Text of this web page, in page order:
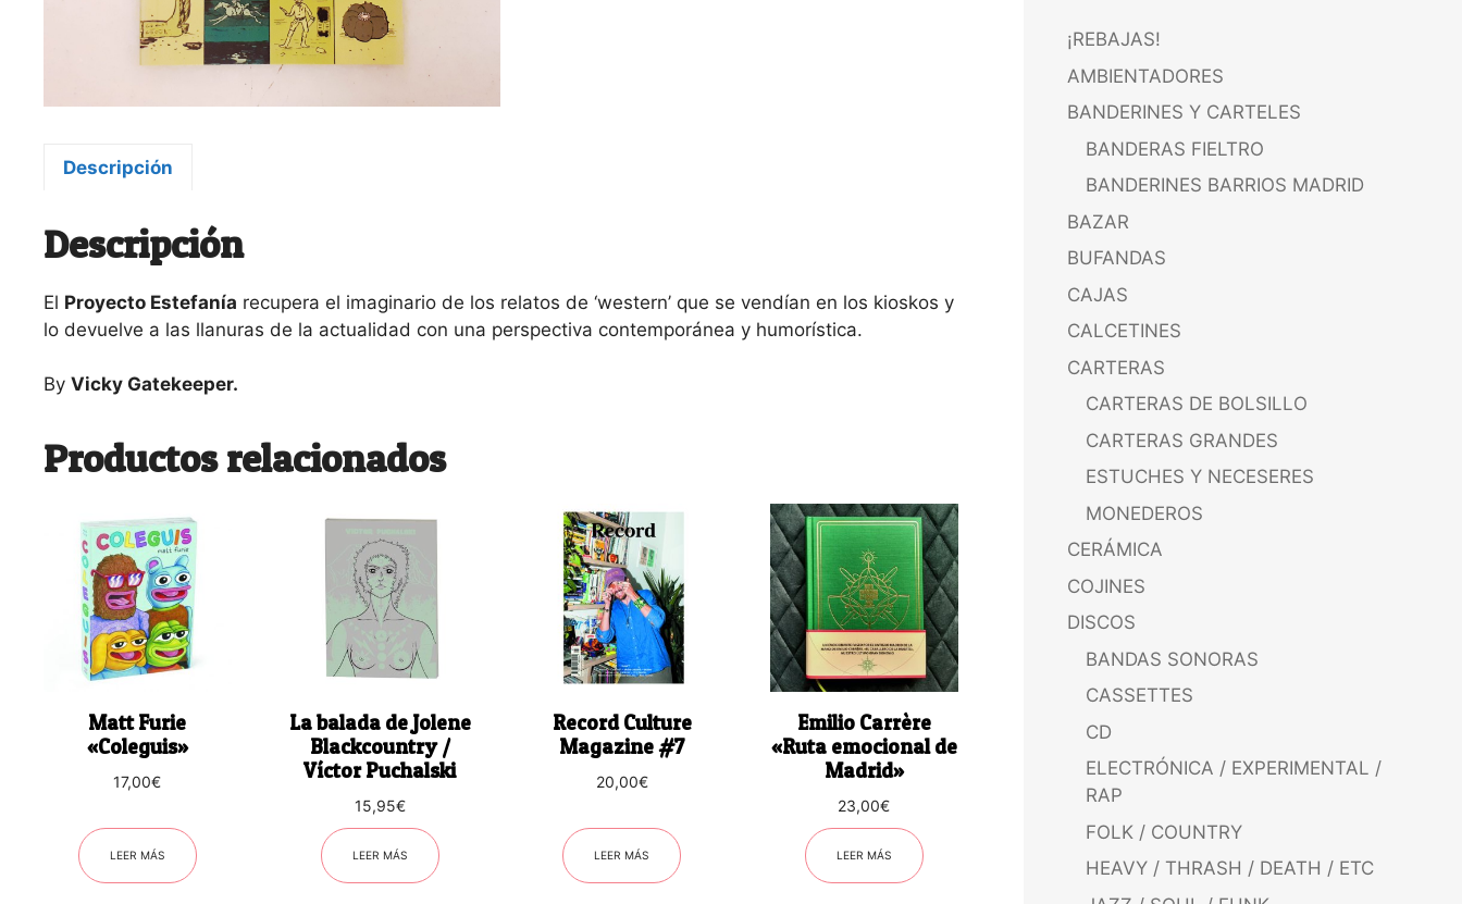
Descripción
Descripción
El Proyecto Estefanía recupera el imaginario de los relatos de ‘western’ que se vendían en los kioskos y
lo devuelve a las llanuras de la actualidad con una perspectiva contemporánea y humorística.
By Vicky Gatekeeper.
Productos relacionados
Matt Furie
«Coleguis»
17,00€
LEER MÁS
La balada de Jolene
Blackcountry /
Víctor Puchalski
15,95€
LEER MÁS
Record Culture
Magazine #7
20,00€
LEER MÁS
Emilio Carrère
«Ruta emocional de
Madrid»
23,00€
LEER MÁS
¡REBAJAS!
AMBIENTADORES
BANDERINES Y CARTELES
BANDERAS FIELTRO
BANDERINES BARRIOS MADRID
BAZAR
BUFANDAS
CAJAS
CALCETINES
CARTERAS
CARTERAS DE BOLSILLO
CARTERAS GRANDES
ESTUCHES Y NECESERES
MONEDEROS
CERÁMICA
COJINES
DISCOS
BANDAS SONORAS
CASSETTES
CD
ELECTRÓNICA / EXPERIMENTAL /
RAP
FOLK / COUNTRY
HEAVY / THRASH / DEATH / ETC